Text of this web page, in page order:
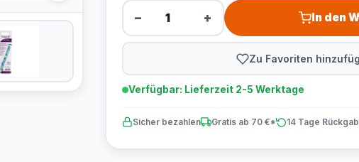
− + In den
Zu Favoriten
Verfügbar: Lieferzeit 2-5 Werktage
Sicher bezahlen Gratis ab 70 €* 14 Tage